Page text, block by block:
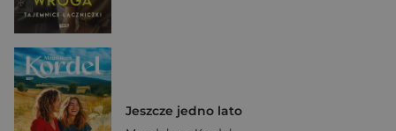
Jeszcze jedno lato